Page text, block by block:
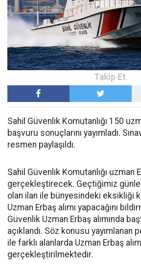
Sahil Güvenlik Komutanlığı 150
başvuru sonuçlarını yayımladı.
resmen paylaşıldı.
Sahil Güvenlik Komutanlığı uzman
gerçekleştirecek. Geçtiğimiz
olan ilan ile bünyesindeki eksikliği
Uzman Erbaş alımı yapacağını
Güvenlik Uzman Erbaş alımında
açıklandı. Söz konusu yayımlanan
ile farklı alanlarda Uzman Erbaş
gerçekleştirilmektedir.